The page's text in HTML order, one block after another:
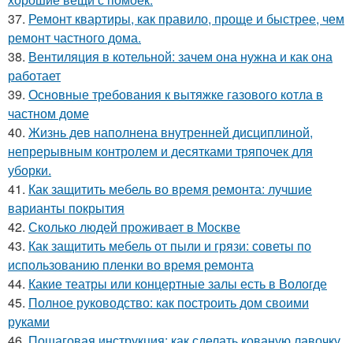
37. Ремонт квартиры, как правило, проще и быстрее, чем
ремонт частного дома.
38. Вентиляция в котельной: зачем она нужна и как она
работает
39. Основные требования к вытяжке газового котла в
частном доме
40. Жизнь дев наполнена внутренней дисциплиной,
непрерывным контролем и десятками тряпочек для
уборки.
41. Как защитить мебель во время ремонта: лучшие
варианты покрытия
42. Сколько людей проживает в Москве
43. Как защитить мебель от пыли и грязи: советы по
использованию пленки во время ремонта
44. Какие театры или концертные залы есть в Вологде
45. Полное руководство: как построить дом своими
руками